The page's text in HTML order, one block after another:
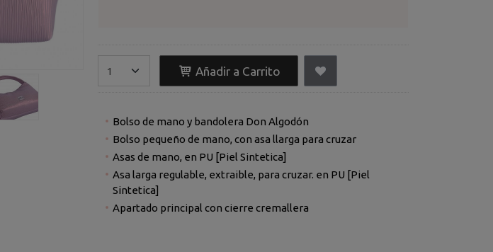
Añadir a Carrito
Bolso de mano y bandolera Don Algodón
Bolso pequeño de mano, con asa llarga para cruzar
Asas de mano, en PU [Piel Sintetica]
Asa larga regulable, extraible, para cruzar. en PU [Piel
Sintetica]
Apartado principal con cierre cremallera